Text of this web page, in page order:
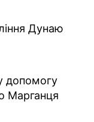
Дунаю
допомогу
Марганця